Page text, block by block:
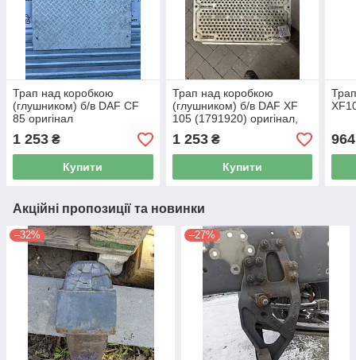
Трап над коробкою
(глушником) б/в DAF CF
85 оригінал
1 253 ₴
Купити
Трап над коробкою
(глушником) б/в DAF XF
105 (1791920) оригінал,
700х450х800 мм
1 253₴
Купити
964
Акційні пропозиції та новинки
–32% –27%